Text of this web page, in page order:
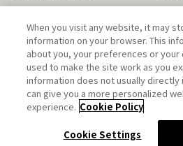
このホームページに掲載されている著作
When you visit any website, it may
information on your browser. This
about you, your preferences or your
used to make the site work as you
information does not usually
can give you a more personalized
experience. Cookie Policy
Cookie Settings